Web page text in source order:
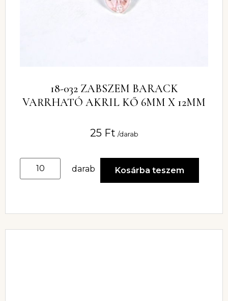
18-032 ZABSZEM BARACK
VARRHATÓ AKRIL KŐ 6MM X 12MM
25 Ft /darab
darab Kosárba teszem